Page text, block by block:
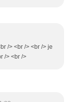
/> <br /> <br /> je
/> <br />